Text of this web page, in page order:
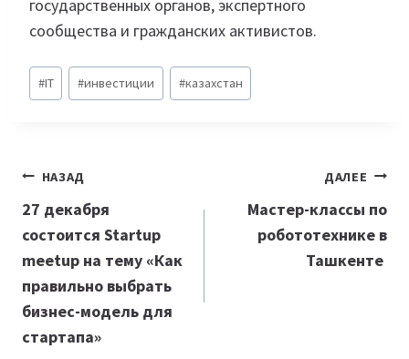
государственных органов, экспертного
сообщества и гражданских активистов.
Метки
записи:
#IT #инвестиции #казахстан
Навигация
по
записям
НАЗАД
27 декабря
состоится Startup
meetup на тему «Как
правильно выбрать
бизнес-модель для
стартапа»
ДАЛЕЕ
Мастер-классы по
робототехнике в
Ташкенте